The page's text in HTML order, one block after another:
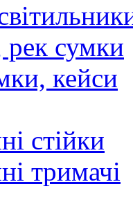
рек сумки
кейси
стійки
тримачі